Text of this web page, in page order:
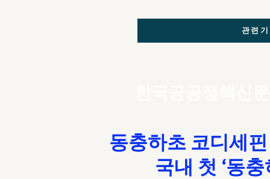
관련
동충하초 코디세
국내 첫 ‘동